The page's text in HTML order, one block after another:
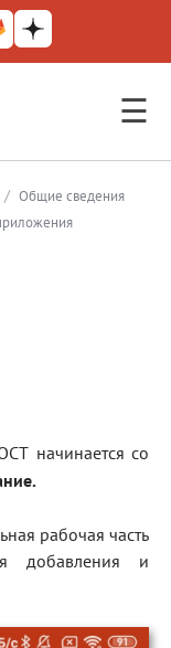
☰
/ Общие сведения
начинается со
.
рабочая часть
добавления и